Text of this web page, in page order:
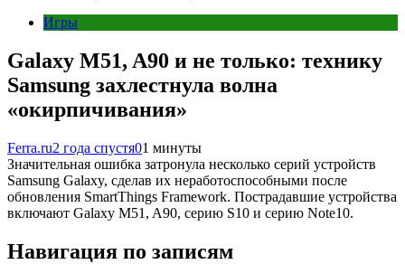
Игры
Galaxy M51, A90 и не только: технику
Samsung захлестнула волна
«окирпичивания»
Ferra.ru2 года спустя01 минуты
Значительная ошибка затронула несколько серий устройств
Samsung Galaxy, сделав их неработоспособными после
обновления SmartThings Framework. Пострадавшие устройства
включают Galaxy M51, A90, серию S10 и серию Note10.
Навигация по записям